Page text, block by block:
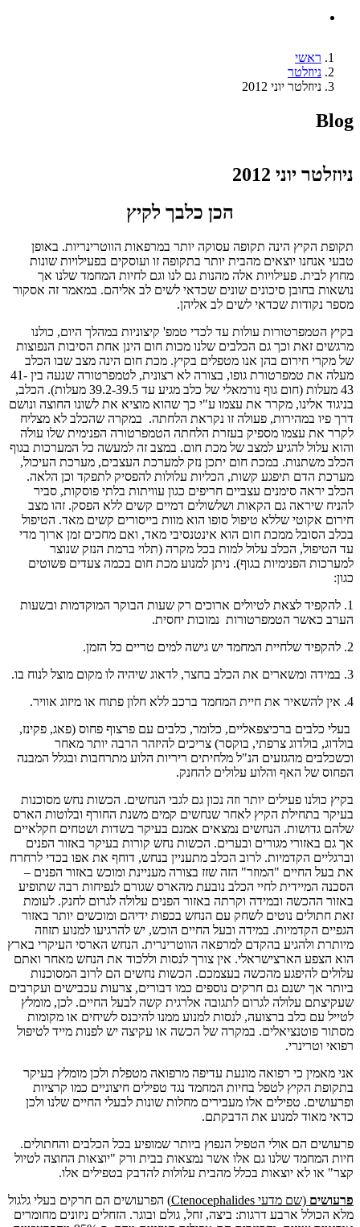
ראשי
ניוזלטר
ניוזלטר יוני 2012
Blog
ניוזלטר יוני 2012
הכן כלבך לקיץ
תקופת הקיץ הינה תקופה עסוקה יותר במרפאות הווטרינריות. באופן
טבעי אנחנו יוצאים מהבית יותר בתקופה זו ועוסקים בפעילויות שונות
מחוץ לבית. פעילויות אלה מהנות גם לנו וגם לחיות המחמד שלנו אך
נושאות בחובן סיכונים שונים שכדאי לשים לב אליהם. במאמר זה אסקור
מספר נקודות שכדאי לשים לב אליהן.
בקיץ הטמפרטורות עולות עד לכדי טמפ' קיצוניות במהלך היום, כולנו
מרגשים זאת וכך גם הכלבים שלנו מכות חום הינן אחת הסיבות הנפוצות
של מקרי חירום בהן אנו מטפלים בקיץ. מכת חום הינה מצב שבו הכלב
מעלה את טמפרטורת גופו, בצורה לא רצונית, לטמפרטורה שנעה בין 41-
43 מעלות (חום גוף נורמאלי של כלב מגיע עד 39.2-39.5 מעלות). הכלב,
בניגוד אלינו, מקרר את עצמו ע"י כך שהוא מוציא את לשונו החוצה ונושם
דרך פיו במהירות, פעולה זו נקראת הלחתה. במקרה שהכלב לא מצליח
לקרר את עצמו מספיק בעזרת הלחתה הטמפרטורה הפנימית שלו עולה
והוא עלול להגיע למצב של מכת חום. במצב זה למעשה כל המערכות בגוף
הכלב משתנות. במכת חום יתכן נזק למערכת העצבים, מערכת העיכול,
מערכת הדם תיפגע קשות, הכליות עלולות להפסיק לתפקד וכן הלאה.
הכלב יראה סימנים עצביים חריפים כגון עוויתות בלתי פוסקות, סביר
להניח שיראה גם הקאות ושלשולים דמיים קשים ללא הפסק. זהו מצב
חירום אקוטי שללא טיפול סופו הוא מוות בייסורים קשים מאד. הטיפול
בכלב הסובל ממכת חום הוא אינטנסיבי מאד, ואם מחכים זמן ארוך מדי
עד הטיפול, הכלב עלול למות בכל מקרה (תלוי ברמת הנזק שנוצר
למערכות הפנימיות בגוף). ניתן למנוע מכת חום בכמה צעדים פשוטים
כגון:
1. להקפיד לצאת לטיולים ארוכים רק שעות הבוקר המוקדמות ובשעות
הערב כאשר הטמפרטורות נמוכות יחסית.
2. להקפיד שלחיית המחמד יש גישה למים טריים כל הזמן.
3. במידה ומשארים את הכלב בחצר, לדאוג שיהיה לו מקום מוצל לנוח בו.
4. אין להשאיר את חיית המחמד ברכב ללא חלון פתוח או מיזוג אוויר.
בעלי כלבים ברכיצפאליים, כלומר, כלבים עם פרצוף פחוס (פאג, פקינז,
בולדוג, בולדוג צרפתי, בוקסר) צריכים להיזהר הרבה יותר מאחר
וכשכלבים מהגזעים הנ"ל מלחיתים ריריות הלוע מתרחבות ובגלל המבנה
הפחוס של האף והלוע עלולים להחנק.
בקיץ כולנו פעילים יותר וזה נכון גם לגבי הנחשים. הכשות נחש מסוכנות
בעיקר בתחילת הקיץ לאחר שנחשים קמים משנת החורף ובלוטות הארס
שלהם גדושות. הנחשים נמצאים אמנם בעיקר בשדות ושטחים חקלאיים
אך גם באזורי מגורים ובערים. הכשות נחש קורות בעיקר באזור הפנים
וברגליים הקדמיות. לרוב הכלב מתעניין בנחש, דוחף את אפו בכדי לרחרח
את בעל החיים "המוזר" הזה שזז בצורה מעניינת ומוכש באזור הפנים –
הסכנה המיידית לחיי הכלב נובעת מהארס שגורם לנפיחות רבה שתופיע
באזור ההכשה ובמידה וקרתה באזור הפנים עלולה לגרום לחנק. לעומת
זאת חתולים נוטים לשחק עם הנחש בכפות ידיהם ומוכשים יותר באזור
הגפיים הקדמיות. במידה ובעל החיים הוכש, יש להרגיעו למנוע תזוזה
מיותרת ולהגיע בהקדם למרפאה הווטרינרית. הנחש הארסי העיקרי בארץ
הוא הצפע הארצישראלי. אין צורך לנסות וללכוד את הנחש מאחר ואתם
עלולים להיפגע מהכשה בעצמכם. הכשות נחשים הם לרוב המסוכנות
ביותר אך ישנם גם חרקים נוספים כמו דבורים, צרעות עכבישים ועקרבים
שעקיצתם עלולה לגרום לתגובה אלרגית קשה לבעל החיים. לכן, מומלץ
לטייל עם כלב ברצועה, לנסות למנוע ממנו להיכנס לשיחים או מקומות
מסתור פוטנציאלים. במקרה של הכשה או עקיצה יש לפנות מייד לטיפול
רפואי וטרינרי.
אני מאמין כי רפואה מונעת עדיפה מרפואה מטפלת ולכן מומלץ בעיקר
בתקופת הקיץ לטפל בחיות המחמד נגד טפילים חיצוניים כמו קרציות
ופרעושים. טפילים אלו מעבירים מחלות שונות לבעלי החיים שלנו ולכן
כדאי מאוד למנוע את הדבקתם.
פרעושים הם אולי הטפיל הנפוץ ביותר שמופיע בכל הכלבים והחתולים.
חיות המחמד שלנו גם אלו אשר נמצאות בבית ורק "יוצאות החוצה לטיול
קצר" או לא יוצאות בכלל מהבית עלולות להדבק בטפילים אלו.
פרעושים (שם מדעי Ctenocephalides
) הפרעושים הם חרקים בעלי גלגול
מלא הכולל ארבע דרגות: ביצה, זחל, גולם ובוגר. הזחלים ניזונים מחומרים